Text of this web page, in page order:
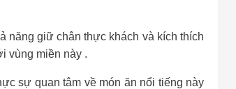
năng giữ chân thực khách và kích thích
vùng miền này .
sự quan tâm về món ăn nổi tiếng này